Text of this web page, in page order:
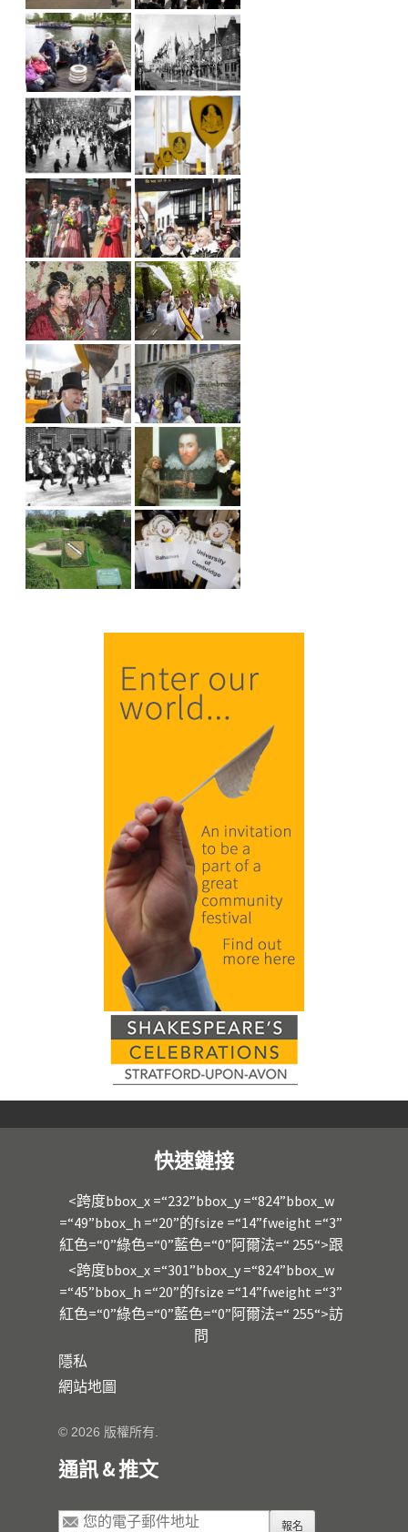
快速鏈接
<跨度bbox_x =“232”bbox_y =“824”bbox_w
=“49”bbox_h =“20”的fsize =“14”fweight =“3”
紅色=“0”綠色=“0”藍色=“0”阿爾法=“ 255“>跟
<跨度bbox_x =“301”bbox_y =“824”bbox_w
=“45”bbox_h =“20”的fsize =“14”fweight =“3”
紅色=“0”綠色=“0”藍色=“0”阿爾法=“ 255“>訪
問
隱私
網站地圖
© 2026 版權所有.
通訊 & 推文